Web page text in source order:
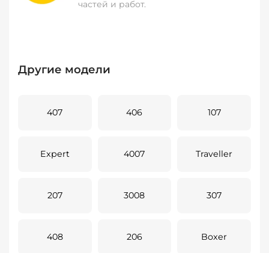
частей и работ.
Другие модели
407 406 107
Expert 4007 Traveller
207 3008 307
408 206 Boxer